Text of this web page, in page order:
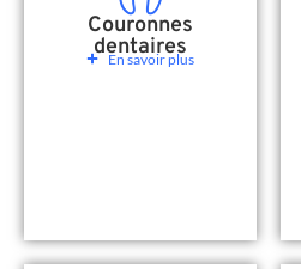
Couronnes
dentaires
En savoir plus